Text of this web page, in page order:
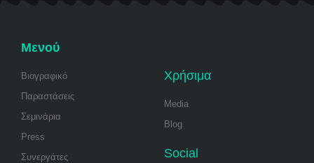
Μενού
Βιογραφικό
Παραστάσεις
Σεμινάρια
Press
Συνεργάτες
Χρήσιμα
Media
Blog
Social